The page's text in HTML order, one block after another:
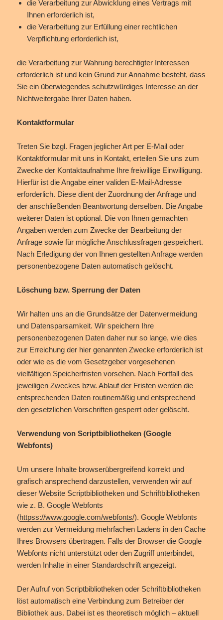
die Verarbeitung zur Abwicklung eines Vertrags mit
Ihnen erforderlich ist,
die Verarbeitung zur Erfüllung einer rechtlichen
Verpflichtung erforderlich ist,
die Verarbeitung zur Wahrung berechtigter Interessen
erforderlich ist und kein Grund zur Annahme besteht, dass
Sie ein überwiegendes schutzwürdiges Interesse an der
Nichtweitergabe Ihrer Daten haben.
Kontaktformular
Treten Sie bzgl. Fragen jeglicher Art per E-Mail oder
Kontaktformular mit uns in Kontakt, erteilen Sie uns zum
Zwecke der Kontaktaufnahme Ihre freiwillige Einwilligung.
Hierfür ist die Angabe einer validen E-Mail-Adresse
erforderlich. Diese dient der Zuordnung der Anfrage und
der anschließenden Beantwortung derselben. Die Angabe
weiterer Daten ist optional. Die von Ihnen gemachten
Angaben werden zum Zwecke der Bearbeitung der
Anfrage sowie für mögliche Anschlussfragen gespeichert.
Nach Erledigung der von Ihnen gestellten Anfrage werden
personenbezogene Daten automatisch gelöscht.
Löschung bzw. Sperrung der Daten
Wir halten uns an die Grundsätze der Datenvermeidung
und Datensparsamkeit. Wir speichern Ihre
personenbezogenen Daten daher nur so lange, wie dies
zur Erreichung der hier genannten Zwecke erforderlich ist
oder wie es die vom Gesetzgeber vorgesehenen
vielfältigen Speicherfristen vorsehen. Nach Fortfall des
jeweiligen Zweckes bzw. Ablauf der Fristen werden die
entsprechenden Daten routinemäßig und entsprechend
den gesetzlichen Vorschriften gesperrt oder gelöscht.
Verwendung von Scriptbibliotheken (Google
Webfonts)
Um unsere Inhalte browserübergreifend korrekt und
grafisch ansprechend darzustellen, verwenden wir auf
dieser Website Scriptbibliotheken und Schriftbibliotheken
wie z. B. Google Webfonts
(httpss://www.google.com/webfonts/). Google Webfonts
werden zur Vermeidung mehrfachen Ladens in den Cache
Ihres Browsers übertragen. Falls der Browser die Google
Webfonts nicht unterstützt oder den Zugriff unterbindet,
werden Inhalte in einer Standardschrift angezeigt.
Der Aufruf von Scriptbibliotheken oder Schriftbibliotheken
löst automatisch eine Verbindung zum Betreiber der
Bibliothek aus. Dabei ist es theoretisch möglich – aktuell